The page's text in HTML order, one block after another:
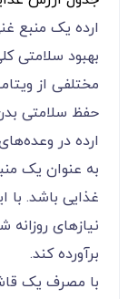
ارده یک منبع
بهبود سلامتی
مختلفی از
حفظ سلامتی
ارده در
به عنوان یک
غذایی باشد. با
نیازهای روزانه
برآورده کند.